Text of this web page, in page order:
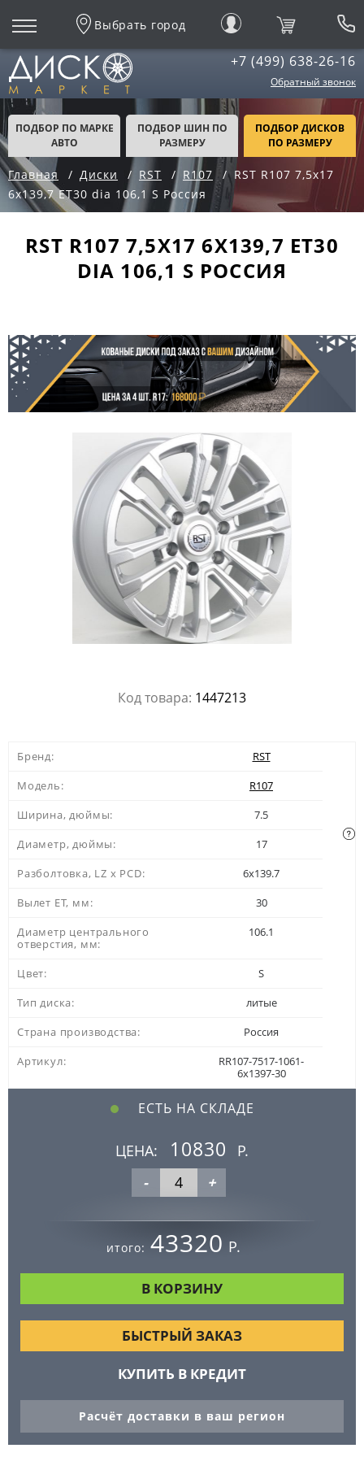
Выбрать город
+7 (499) 638-26-16
Обратный звонок
ПОДБОР ПО МАРКЕ
АВТО
ПОДБОР ШИН ПО
РАЗМЕРУ
ПОДБОР ДИСКОВ
ПО РАЗМЕРУ
Главная Диски RST R107
RST R107 7,5x17
6x139,7 ET30 dia 106,1 S Россия
RST R107 7,5X17 6X139,7 ET30
DIA 106,1 S РОССИЯ
Код товара: 1447213
Бренд:
RST
Модель:
R107
Ширина, дюймы:
7.5
Диаметр, дюймы:
17
Разболтовка, LZ x PCD:
6x139.7
Вылет ЕТ, мм:
30
Диаметр центрального
отверстия, мм:
106.1
Цвет:
S
Тип диска:
литые
Страна производства:
Россия
Артикул:
RR107-7517-1061-
6x1397-30
ЕСТЬ НА СКЛАДЕ
ЦЕНА: 10830
Р.
-
+
итого: 43320 Р.
БЫСТРЫЙ ЗАКАЗ
КУПИТЬ В КРЕДИТ
Расчёт доставки в ваш регион